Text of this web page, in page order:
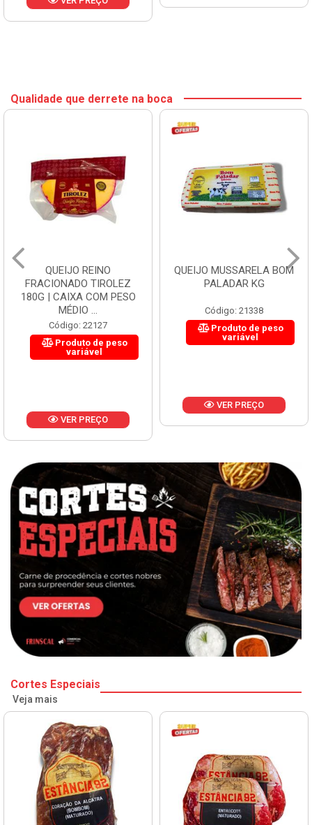
Qualidade que derrete na boca
QUEIJO REINO
FRACIONADO TIROLEZ
180G | CAIXA COM PESO
MÉDIO ...
Código: 22127
Produto de peso
variável
VER PREÇO
QUEIJO MUSSARELA BOM
PALADAR KG
Código: 21338
Produto de peso
variável
VER PREÇO
Cortes Especiais
Veja mais